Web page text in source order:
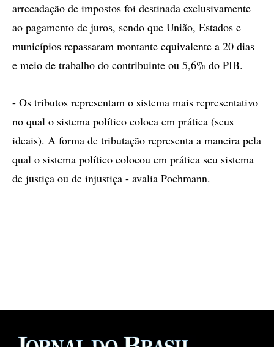
arrecadação de impostos foi destinada exclusivamente
ao pagamento de juros, sendo que União, Estados e
municípios repassaram montante equivalente a 20 dias
e meio de trabalho do contribuinte ou 5,6% do PIB.
- Os tributos representam o sistema mais representativo
no qual o sistema político coloca em prática (seus
ideais). A forma de tributação representa a maneira pela
qual o sistema político colocou em prática seu sistema
de justiça ou de injustiça - avalia Pochmann.